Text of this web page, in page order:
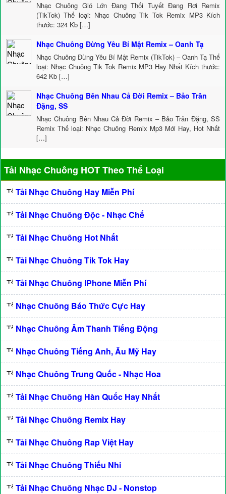
Nhạc Chuông Gió Lớn Đang Thổi Tuyết Đang Rơi Remix
(TikTok) Thể loại: Nhạc Chuông Tik Tok Remix MP3 Kích
thước: 324 Kb […]
Nhạc Chuông Đừng Yêu Bí Mật Remix – Oanh Tạ
Nhạc Chuông Đừng Yêu Bí Mật Remix (TikTok) – Oanh Tạ Thể
loại: Nhạc Chuông Tik Tok Remix MP3 Hay Nhất Kích thước:
642 Kb […]
Nhạc Chuông Bên Nhau Cả Đời Remix – Bảo Trân
Đặng, SS
Nhạc Chuông Bên Nhau Cả Đời Remix – Bảo Trân Đặng, SS
Remix Thể loại: Nhạc Chuông Remix Mp3 Mới Hay, Hot Nhất
[…]
Tải Nhạc Chuông HOT Theo Thể Loại
Tải Nhạc Chuông Hay Miễn Phí
Tải Nhạc Chuông Độc - Nhạc Chế
Tải Nhạc Chuông Hot Nhất
Tải Nhạc Chuông Tik Tok Hay
Tải Nhạc Chuông IPhone Miễn Phí
Nhạc Chuông Báo Thức Cực Hay
Nhạc Chuông Âm Thanh Tiếng Động
Nhạc Chuông Tiếng Anh, Âu Mỹ Hay
Nhạc Chuông Trung Quốc - Nhạc Hoa
Tải Nhạc Chuông Hàn Quốc Hay Nhất
Tải Nhạc Chuông Remix Hay
Tải Nhạc Chuông Rap Việt Hay
Tải Nhạc Chuông Thiếu Nhi
Tải Nhạc Chuông Nhạc DJ - Nonstop